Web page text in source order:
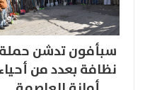
سبأفون تدشن حملة
نظافة بعدد من